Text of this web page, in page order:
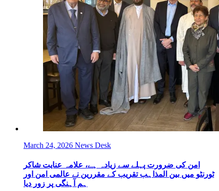
March 24, 2026 News Desk
امن کی ضرورت پہلے سے زیادہ ہے، علامہ عنایت شاکر
ٹورنٹو میں بین المذاہب تقریب کے مقررین نے عالمی امن اور
ہم آہنگی پر زور دیا